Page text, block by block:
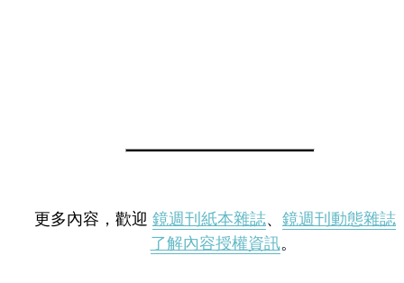
更多內容，歡迎 鏡週刊紙本雜誌、 鏡週刊動態雜誌
了解內容授權資訊。